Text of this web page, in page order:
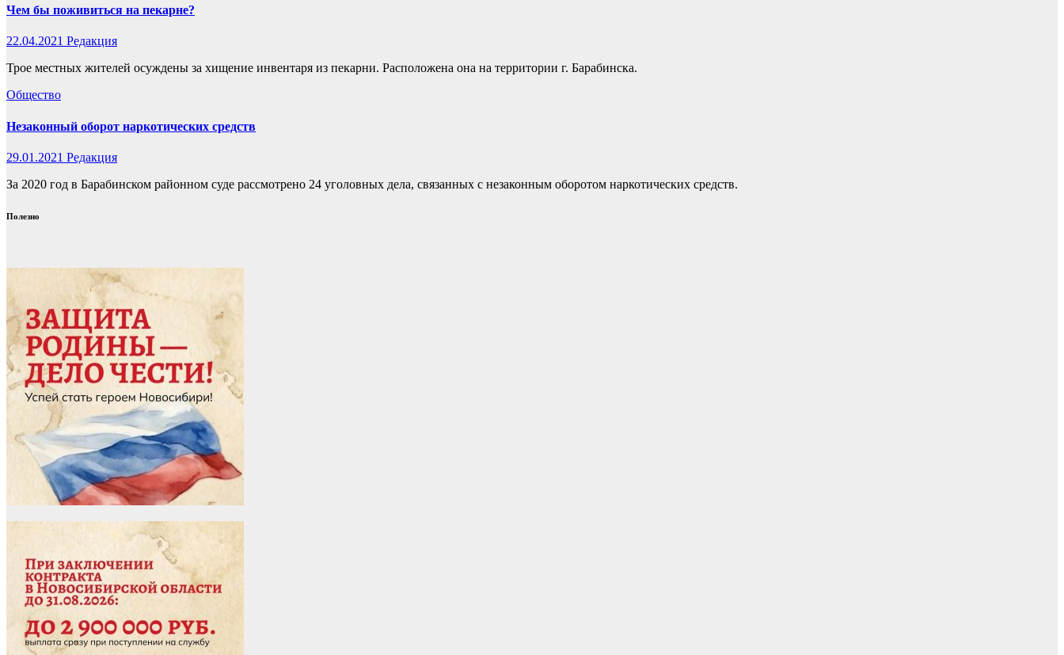
Чем бы поживиться на пекарне?
22.04.2021 Редакция
Трое местных жителей осуждены за хищение инвентаря из пекарни. Расположена она на территории г. Барабинска.
Общество
Незаконный оборот наркотических средств
29.01.2021 Редакция
За 2020 год в Барабинском районном суде рассмотрено 24 уголовных дела, связанных с незаконным оборотом наркотических средств.
Полезно